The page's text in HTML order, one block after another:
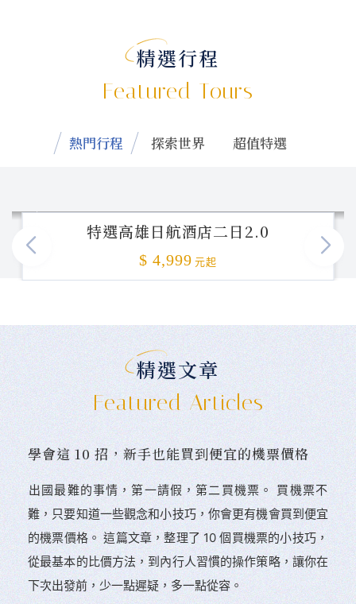
精選行程
Featured Tours
熱門行程 探索世界 超值特選
特選高雄日航酒店二日2.0
$ 4,999 元起
精選文章
Featured Articles
學會這 10 招，新手也能買到便宜的機票價格
󠀠出國最難的事情，第一請假，第二買機票。 󠀠買機票不
難，只要知道一些觀念和小技巧，你會更有機會買到便宜
的機票價格。 這篇文章，整理了 10 個買機票的小技巧，
從最基本的比價方法，到內行人習慣的操作策略，讓你在
下次出發前，少一點遲疑，多一點從容。